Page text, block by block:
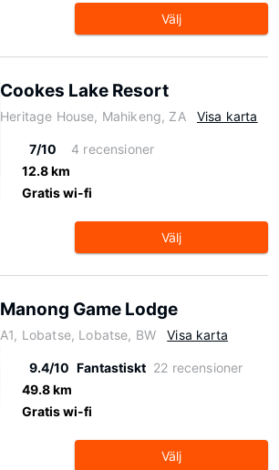
Välj
Cookes Lake Resort
Heritage House, Mahikeng, ZA Visa karta
7/10
4 recensioner
12.8 km
Gratis wi-fi
Välj
Manong Game Lodge
A1, Lobatse, Lobatse, BW Visa karta
9.4/10 Fantastiskt 22 recensioner
49.8 km
Gratis wi-fi
Välj